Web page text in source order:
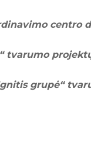
centro
tvarumo
grupė“